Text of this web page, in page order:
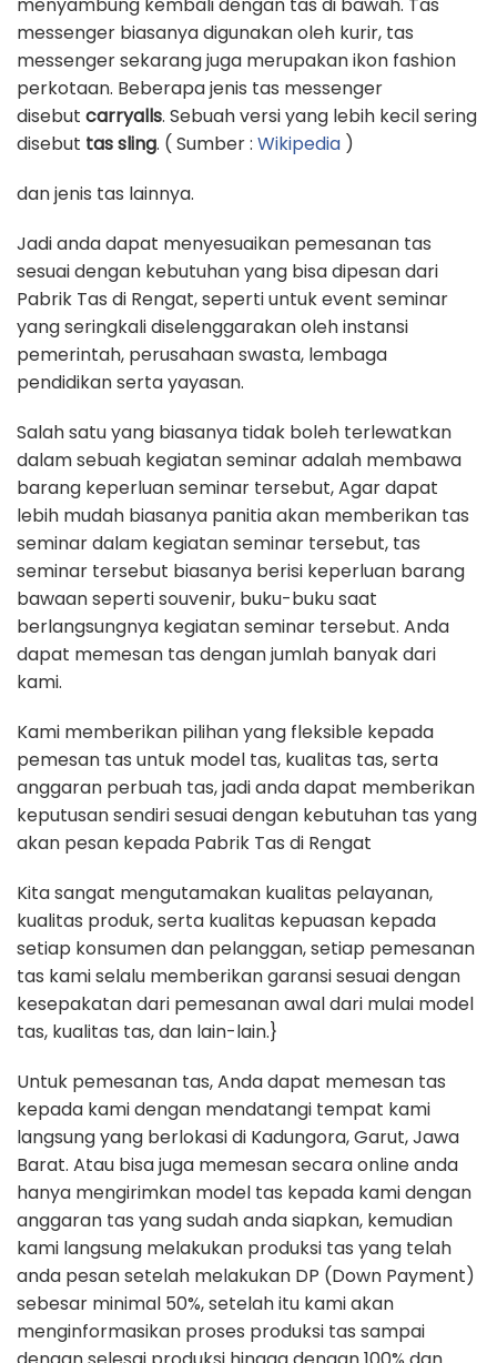
messenger biasanya digunakan oleh kurir, tas
messenger sekarang juga merupakan ikon fashion
perkotaan. Beberapa jenis tas messenger
disebut carryalls. Sebuah versi yang lebih kecil sering
disebut tas sling. ( Sumber : Wikipedia )
dan jenis tas lainnya.
Jadi anda dapat menyesuaikan pemesanan tas
sesuai dengan kebutuhan yang bisa dipesan dari
Pabrik Tas di Rengat, seperti untuk event seminar
yang seringkali diselenggarakan oleh instansi
pemerintah, perusahaan swasta, lembaga
pendidikan serta yayasan.
Salah satu yang biasanya tidak boleh terlewatkan
dalam sebuah kegiatan seminar adalah membawa
barang keperluan seminar tersebut, Agar dapat
lebih mudah biasanya panitia akan memberikan tas
seminar dalam kegiatan seminar tersebut, tas
seminar tersebut biasanya berisi keperluan barang
bawaan seperti souvenir, buku-buku saat
berlangsungnya kegiatan seminar tersebut. Anda
dapat memesan tas dengan jumlah banyak dari
kami.
Kami memberikan pilihan yang fleksible kepada
pemesan tas untuk model tas, kualitas tas, serta
anggaran perbuah tas, jadi anda dapat memberikan
keputusan sendiri sesuai dengan kebutuhan tas yang
akan pesan kepada Pabrik Tas di Rengat
Kita sangat mengutamakan kualitas pelayanan,
kualitas produk, serta kualitas kepuasan kepada
setiap konsumen dan pelanggan, setiap pemesanan
tas kami selalu memberikan garansi sesuai dengan
kesepakatan dari pemesanan awal dari mulai model
tas, kualitas tas, dan lain-lain.}
Untuk pemesanan tas, Anda dapat memesan tas
kepada kami dengan mendatangi tempat kami
langsung yang berlokasi di Kadungora, Garut, Jawa
Barat. Atau bisa juga memesan secara online anda
hanya mengirimkan model tas kepada kami dengan
anggaran tas yang sudah anda siapkan, kemudian
kami langsung melakukan produksi tas yang telah
anda pesan setelah melakukan DP (Down Payment)
sebesar minimal 50%, setelah itu kami akan
menginformasikan proses produksi tas sampai